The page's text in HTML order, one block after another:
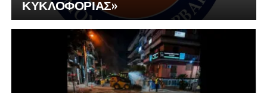
ΚΥΚΛΟΦΟΡΙΑΣ»